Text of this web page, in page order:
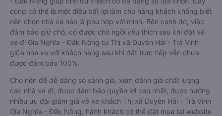
cũng có thể là một điều bất lợi làm cho hàng khách không biết
nên chọn nhà xe nào là phù hợp với mình. Bên cạnh đó, việc
đảm bảo giữ chỗ, có được chỗ ngồi yêu thích sau khi đặt vé
xe đi Gia Nghĩa - Đắk Nông từ Thị xã Duyên Hải - Trà Vinh
giữa nhà xe với khách hàng sau khi đặt trực tiếp vẫn chưa
được đảm bảo 100%.
Cho nên để dễ dàng so sánh giá, xem đánh giá chất lượng
các nhà xe đi, được đảm bảo quyền lợi cao nhất, được hưởng
nhiều ưu đãi giảm giá vé xe khách Thị xã Duyên Hải - Trà Vinh
Gia Nghĩa - Đắk Nông, hành khách có thể đặt mua tại website